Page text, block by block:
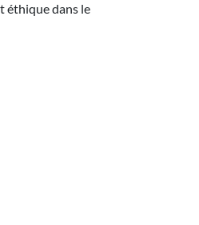
éthique dans le